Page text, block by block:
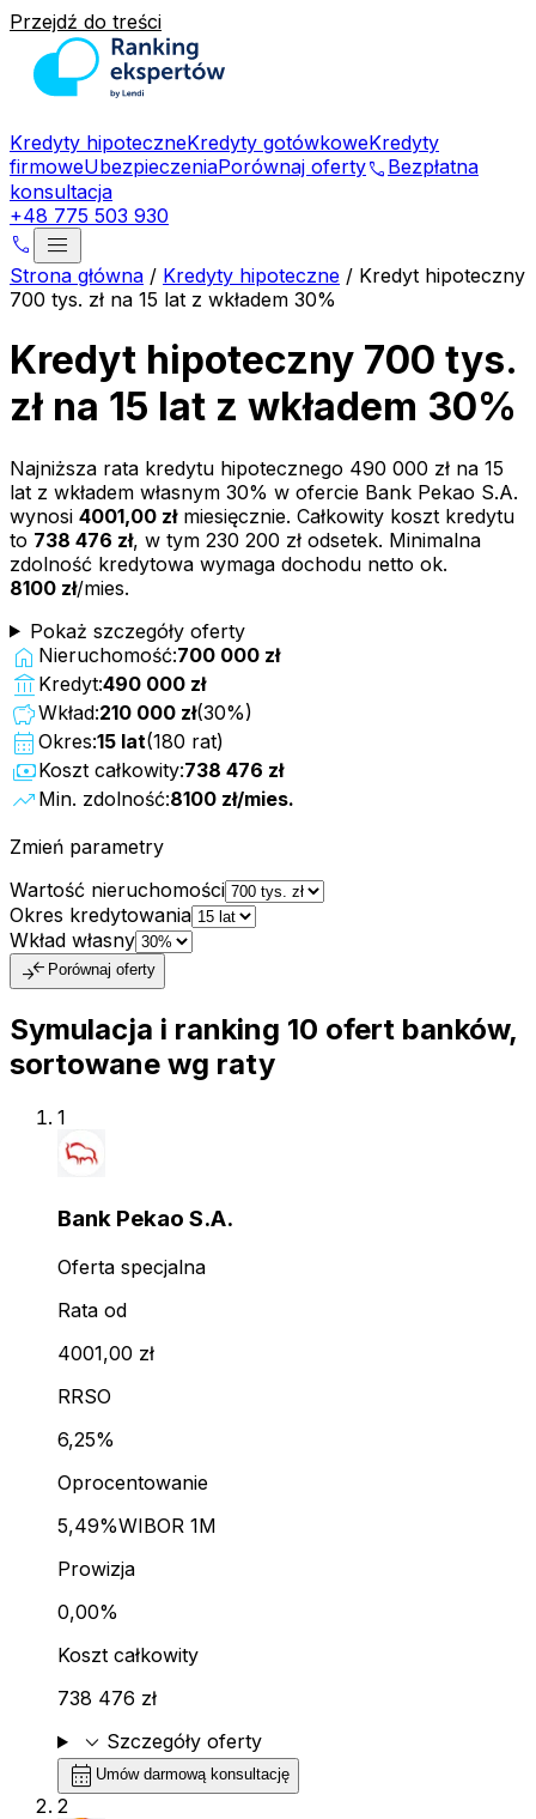
Przejdź do treści
Kredyty hipoteczneKredyty gotówkoweKredyty
firmoweUbezpieczeniaPorównaj ofertyphone Bezpłatna
konsultacja
+48 775 503 930
phone menu
Strona główna / Kredyty hipoteczne / Kredyt hipoteczny
700 tys. zł na 15 lat z wkładem 30%
Kredyt hipoteczny 700 tys.
zł na 15 lat z wkładem 30%
Najniższa rata kredytu hipotecznego 490 000 zł na 15
lat z wkładem własnym 30% w ofercie Bank Pekao S.A.
wynosi 4001,00 złmiesięcznie. Całkowity koszt kredytu
to 738 476 zł, w tym 230 200 zł odsetek. Minimalna
zdolność kredytowa wymaga dochodu netto ok.
8100 zł/mies.
Pokaż szczegóły oferty
home Nieruchomość:700 000 zł
account_balance Kredyt:490 000 zł
savingsWkład:210 000 zł(30%)
calendar_month Okres:15 lat(180 rat)
paymentsKoszt całkowity:738 476 zł
trending_up Min. zdolność:8100 zł/mies.
Zmień parametry
Wartość nieruchomości
Okres kredytowania
Wkład własny
compare_arrows Porównaj oferty
Symulacja i ranking 10 ofert banków,
sortowane wg raty
1
Bank Pekao S.A.
Oferta specjalna
Rata od
4001,00 zł
RRSO
6,25%
Oprocentowanie
5,49%WIBOR 1M
Prowizja
0,00%
Koszt całkowity
738 476 zł
expand_more Szczegóły oferty
calendar_month Umów darmową konsultację
2